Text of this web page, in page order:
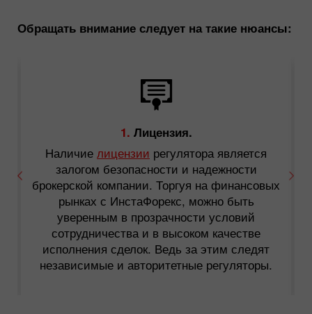
Обращать внимание следует на такие нюансы:
1. Лицензия.
Наличие лицензии регулятора является
залогом безопасности и надежности
брокерской компании. Торгуя на финансовых
рынках с ИнстаФорекс, можно быть
уверенным в прозрачности условий
сотрудничества и в высоком качестве
исполнения сделок. Ведь за этим следят
независимые и авторитетные регуляторы.